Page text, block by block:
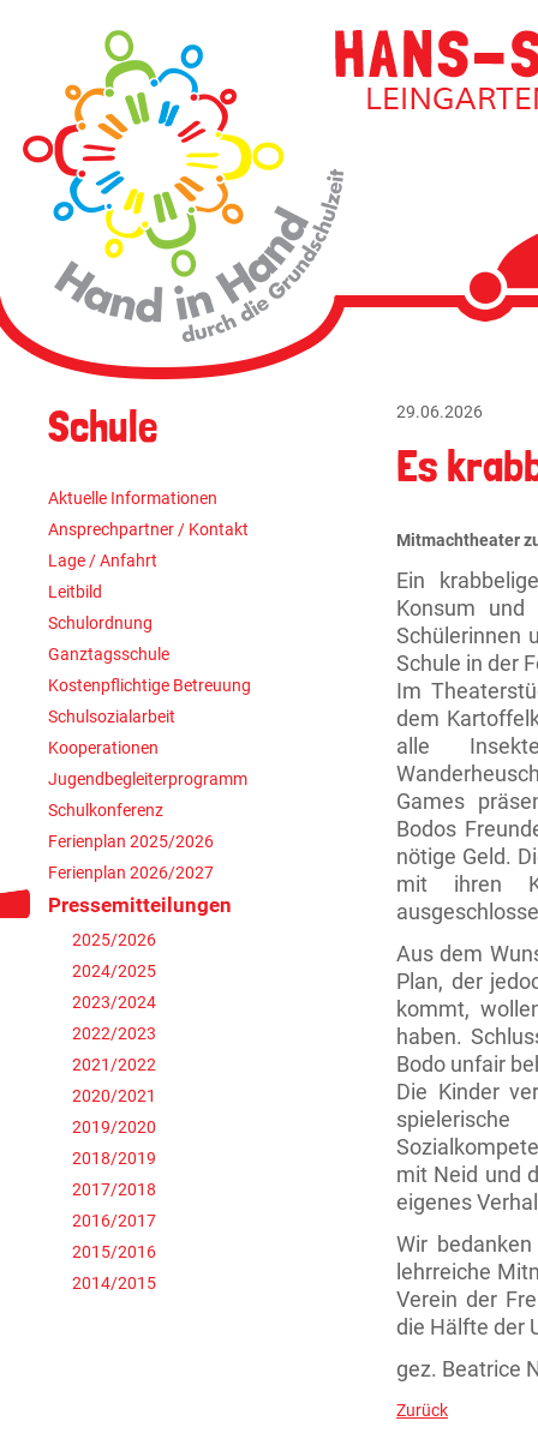
29.06.2026
Es
Mitmachtheater
Ein
Konsum
Schülerinnen
Schule in der
Im
dem
alle
Games
Bodos
nötige Geld.
mit ihren
Aus dem
Plan, der
kommt,
haben.
Bodo unfair
Die Kinder
mit Neid und
eigenes
Wir
lehrreiche
Verein der
die Hälfte der
gez. Beatrice
Zurück
Navigation
überspringen
Schule
Aktuelle Informationen
Ansprechpartner / Kontakt
Lage / Anfahrt
Leitbild
Schulordnung
Ganztagsschule
Kostenpflichtige Betreuung
Schulsozialarbeit
Kooperationen
Jugendbegleiterprogramm
Schulkonferenz
Ferienplan 2025/2026
Ferienplan 2026/2027
Pressemitteilungen
2025/2026
2024/2025
2023/2024
2022/2023
2021/2022
2020/2021
2019/2020
2018/2019
2017/2018
2016/2017
2015/2016
2014/2015